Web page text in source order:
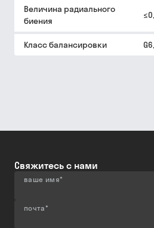
Величина радиального
биения
Класс балансировки
Свяжитесь с нами
ваше имя*
почта*